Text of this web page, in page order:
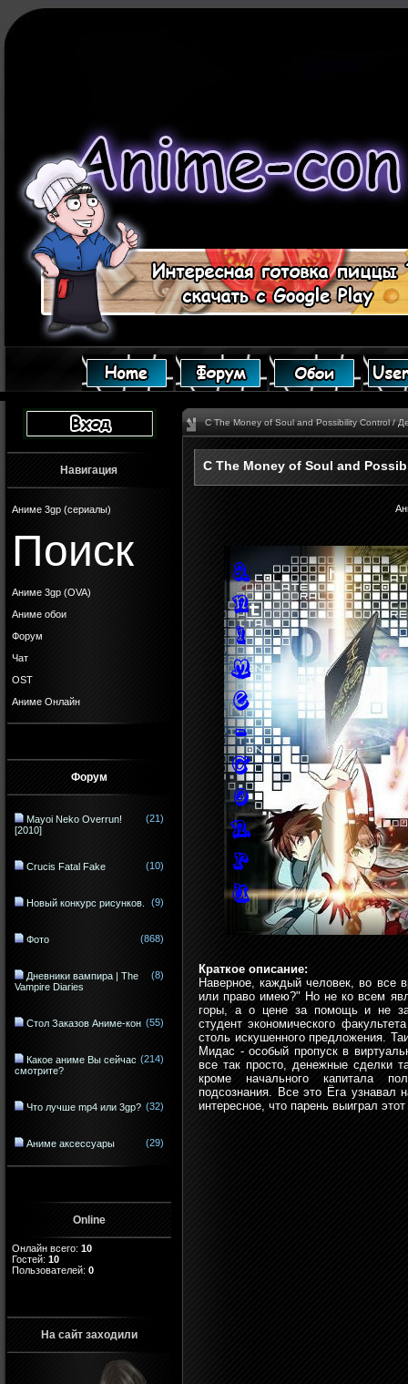
Навигация
Аниме 3gp (сериалы)
Поиск
Аниме 3gp (OVA)
Аниме обои
Форум
Чат
OST
Аниме Онлайн
Форум
Mayoi Neko Overrun!
[2010]
(21)
Crucis Fatal Fake (10)
Новый конкурс рисунков. (9)
Фото (868)
Дневники вампира | The
Vampire Diaries
(8)
Стол Заказов Аниме-кон (55)
Какое аниме Вы сейчас
смотрите?
(214)
Что лучше mp4 или 3gp? (32)
Аниме аксессуары (29)
Online
Онлайн всего: 10
Гостей: 10
Пользователей: 0
На сайт заходили
C The Money of Soul and Possibility Control /
C The Money of Soul and
Краткое описание:
Наверное, каждый человек, во все
или право имею?" Но не ко всем
горы, а о цене за помощь и не
студент экономического
столь искушенного предложения.
Мидас - особый пропуск в
все так просто, денежные сделки
кроме начального капитала
подсознания. Все это Ёга узнавал
интересное, что парень выиграл